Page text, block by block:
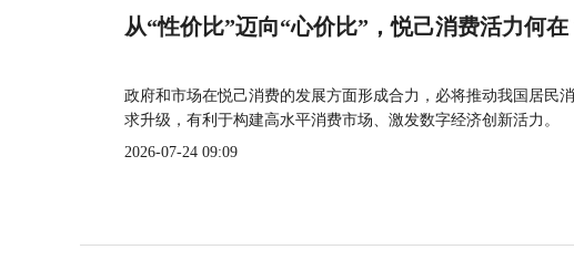
从“性价比”迈向“心价比”，悦己消费活力何在
政府和市场在悦己消费的发展方面形成合力，必将推动我国居民
求升级，有利于构建高水平消费市场、激发数字经济创新活力。
2026-07-24 09:09